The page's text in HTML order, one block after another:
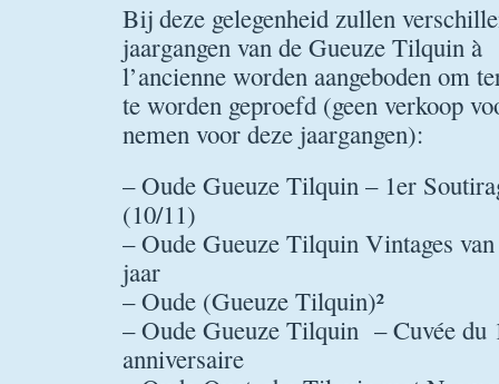
Bij deze gelegenheid zullen
jaargangen van de Gueuze Tilquin à
l’ancienne worden aangeboden om
te worden geproefd (geen verkoop
nemen voor deze jaargangen):
– Oude Gueuze Tilquin – 1er
(10/11)
– Oude Gueuze Tilquin Vintages
jaar
– Oude (Gueuze Tilquin)²
– Oude Gueuze Tilquin – Cuvée du
anniversaire